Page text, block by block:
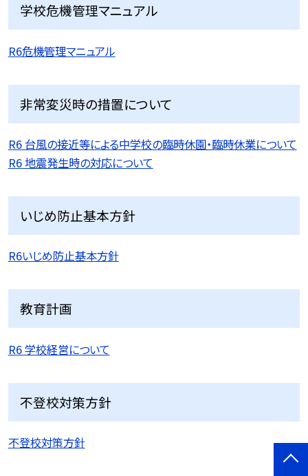
学校危機管理マニュアル
R6危機管理マニュアル
非常変災時の措置について
R6 台風の接近等による中学校の臨時休園・臨時休業について
R6 地震発生時の対応について
いじめ防止基本方針
R6いじめ防止基本方針
教育計画
R6 学校経営について
不登校対策方針
不登校対策方針